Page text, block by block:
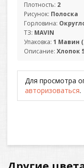
Плотность: 2
Рисунок: Полоска
Горловина:
ТЗ: MAVIN
Упаковка: 1 Мавин
Описание: Хлопок
Для просмотра
авторизоваться.